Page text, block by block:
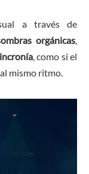
a través de
orgánicas,
, como si el
mismo ritmo.